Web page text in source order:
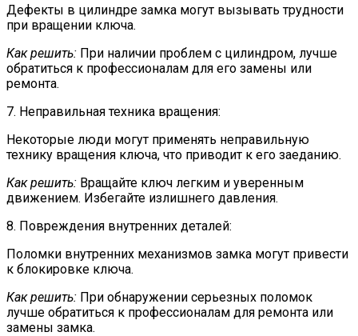
Дефекты в цилиндре замка могут вызывать трудности
при вращении ключа.
Как решить: При наличии проблем с цилиндром, лучше
обратиться к профессионалам для его замены или
ремонта.
7. Неправильная техника вращения:
Некоторые люди могут применять неправильную
технику вращения ключа, что приводит к его заеданию.
Как решить: Вращайте ключ легким и уверенным
движением. Избегайте излишнего давления.
8. Повреждения внутренних деталей:
Поломки внутренних механизмов замка могут привести
к блокировке ключа.
Как решить: При обнаружении серьезных поломок
лучше обратиться к профессионалам для ремонта или
замены замка.